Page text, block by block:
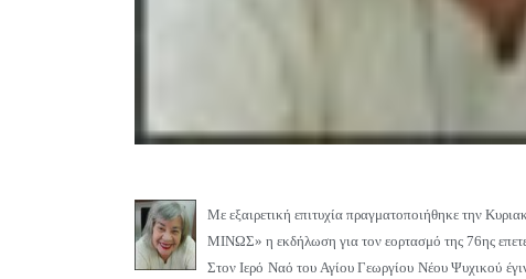
Με εξαιρετική επιτυχία πραγματοποιήθηκε την
ΜΙΝΩΣ» η εκδήλωση για τον εορτασμό της 76ης
Στον Ιερό Ναό του Αγίου Γεωργίου Νέου Ψυχικού